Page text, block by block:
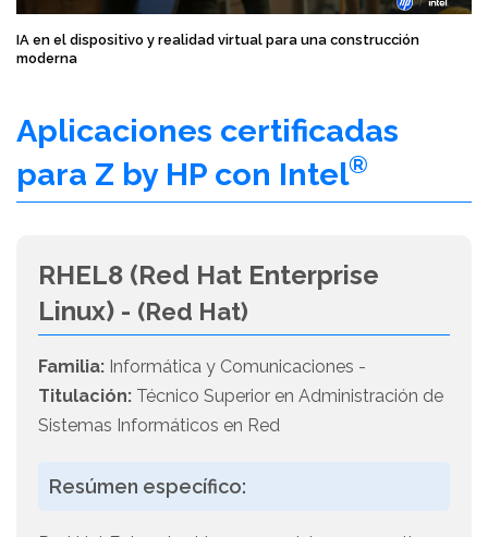
IA en el dispositivo y realidad virtual para una construcción
moderna
Aplicaciones certificadas
para Z by HP con Intel®
RHEL8 (Red Hat Enterprise
Linux) - (Red Hat)
Familia: Informática y Comunicaciones -
Titulación: Técnico Superior en Administración de
Sistemas Informáticos en Red
Resúmen específico: